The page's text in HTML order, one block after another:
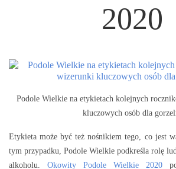
2020
Podole Wielkie na etykietach kolejnych
kluczowych osób dla
Etykieta może być też nośnikiem tego, co jest
tym przypadku, Podole Wielkie podkreśla rolę
alkoholu. Okowity Podole Wielkie 2020